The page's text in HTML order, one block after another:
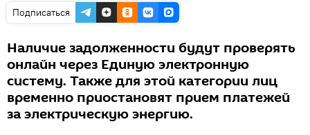
Подписаться
Наличие задолженности будут проверять
онлайн через Единую электронную
систему. Также для этой категории лиц
временно приостановят прием платежей
за электрическую энергию.